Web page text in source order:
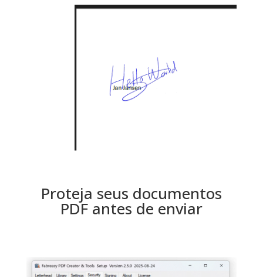
Proteja seus documentos
PDF antes de enviar